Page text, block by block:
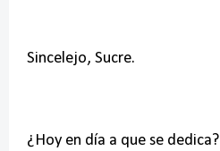
Sincelejo, Sucre.
¿Hoy en día a que se dedica?